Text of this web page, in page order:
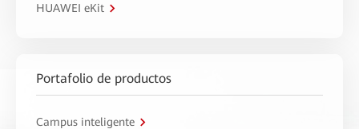
HUAWEI eKit
Portafolio de productos
Campus inteligente